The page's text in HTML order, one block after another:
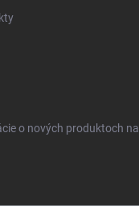
o nových produktoch na